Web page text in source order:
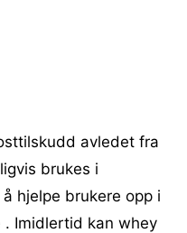
avledet fra
brukes i
hjelpe brukere opp i
. Imidlertid kan whey